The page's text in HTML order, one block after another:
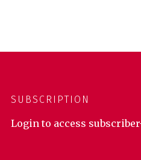
SUBSCRIPTION
Login to access